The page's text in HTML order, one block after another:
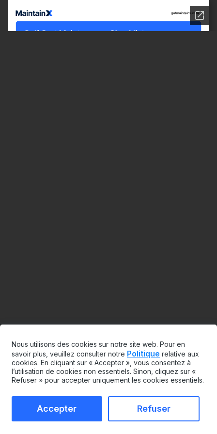
Nous utilisons des cookies sur notre site web. Pour en
savoir plus, veuillez consulter notre Politique relative aux
cookies. En cliquant sur « Accepter », vous consentez à
l’utilisation de cookies non essentiels. Sinon, cliquez sur «
Refuser » pour accepter uniquement les cookies essentiels.
Accepter Refuser